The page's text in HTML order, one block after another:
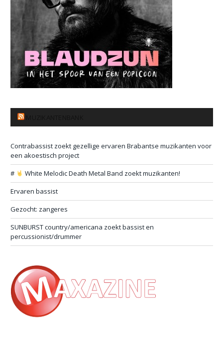
Contrabassist zoekt gezellige ervaren Brabantse muzikanten voor
een akoestisch project
#
White Melodic Death Metal Band zoekt muzikanten!
Ervaren bassist
Gezocht: zangeres
SUNBURST country/americana zoekt bassist en
percussionist/drummer